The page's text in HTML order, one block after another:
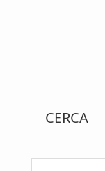
Primary
CERCA